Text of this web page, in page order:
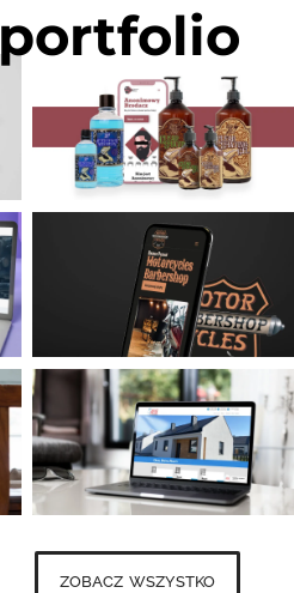
portfolio
zobacz wszystko